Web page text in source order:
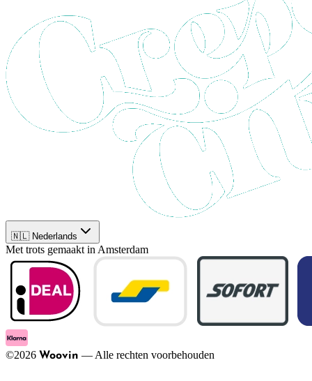
🇳🇱 Nederlands
Met trots gemaakt in Amsterdam
©2026 Woovin — Alle rechten voorbehouden